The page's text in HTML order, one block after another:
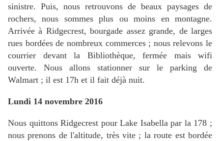
sinistre. Puis, nous retrouvons de beaux paysages de
rochers, nous sommes plus ou moins en montagne.
Arrivée à Ridgecrest, bourgade assez grande, de larges
rues bordées de nombreux commerces ; nous relevons le
courrier devant la Bibliothèque, fermée mais wifi
ouverte. Nous allons stationner sur le parking de
Walmart ; il est 17h et il fait déjà nuit.
Lundi 14 novembre 2016
Nous quittons Ridgecrest pour Lake Isabella par la 178 ;
nous prenons de l'altitude, très vite ; la route est bordée